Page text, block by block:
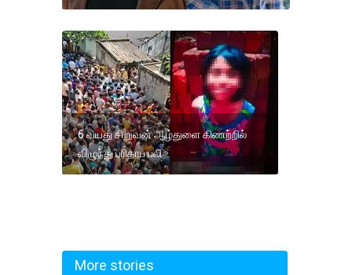
6 வயது சிறுவன் ஆழ்துளை கிணற்றில்
விழுந்து பரிதாப பலி
More stories